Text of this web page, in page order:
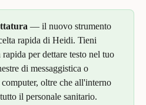
— il nuovo strumento
rapida di Heidi. Tieni
per dettare testo nel tuo
di messaggistica o
oltre che all'interno
il personale sanitario.